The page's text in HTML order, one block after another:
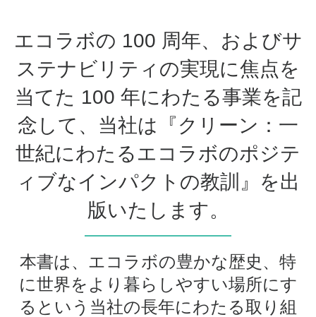
エコラボの 100 周年、およびサ
ステナビリティの実現に焦点を
当てた 100 年にわたる事業を記
念して、当社は『クリーン：一
世紀にわたるエコラボのポジテ
ィブなインパクトの教訓』を出
版いたします。
本書は、エコラボの豊かな歴史、特
に世界をより暮らしやすい場所にす
るという当社の長年にわたる取り組